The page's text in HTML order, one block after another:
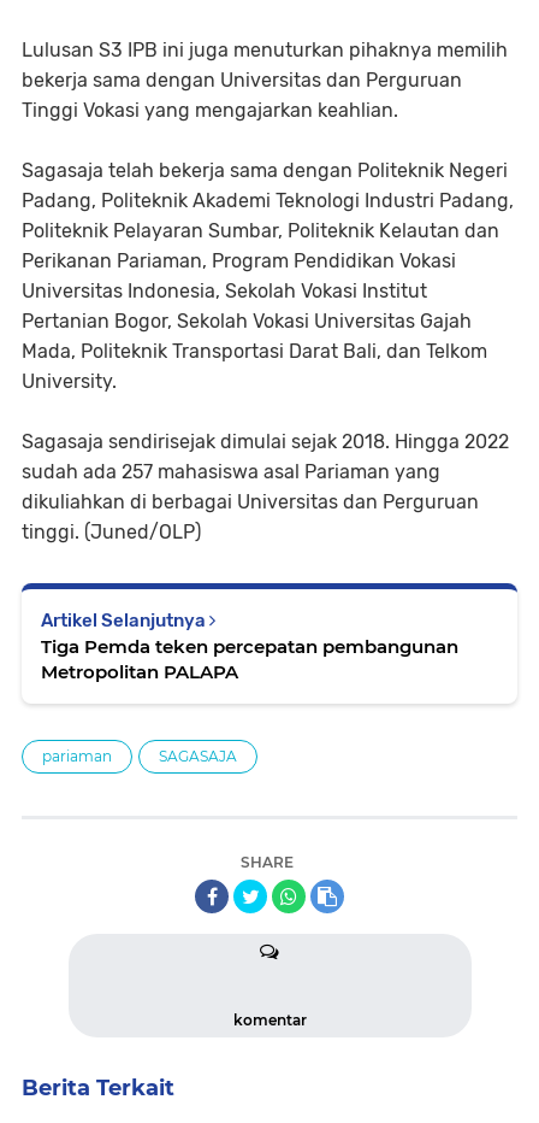
Lulusan S3 IPB ini juga menuturkan pihaknya memilih
bekerja sama dengan Universitas dan Perguruan
Tinggi Vokasi yang mengajarkan keahlian.
Sagasaja telah bekerja sama dengan Politeknik Negeri
Padang, Politeknik Akademi Teknologi Industri Padang,
Politeknik Pelayaran Sumbar, Politeknik Kelautan dan
Perikanan Pariaman, Program Pendidikan Vokasi
Universitas Indonesia, Sekolah Vokasi Institut
Pertanian Bogor, Sekolah Vokasi Universitas Gajah
Mada, Politeknik Transportasi Darat Bali, dan Telkom
University.
Sagasaja sendirisejak dimulai sejak 2018. Hingga 2022
sudah ada 257 mahasiswa asal Pariaman yang
dikuliahkan di berbagai Universitas dan Perguruan
tinggi. (Juned/OLP)
Artikel Selanjutnya
Tiga Pemda teken percepatan pembangunan
Metropolitan PALAPA
pariaman SAGASAJA
SHARE
komentar
Berita Terkait